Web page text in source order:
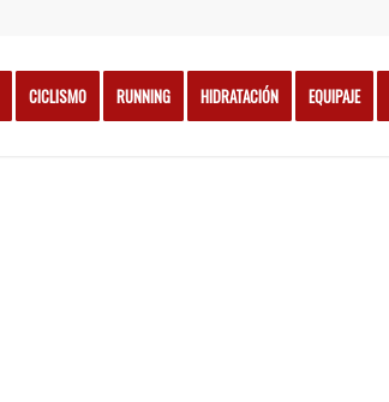
CICLISMO RUNNING HIDRATACIÓN EQUIPAJE